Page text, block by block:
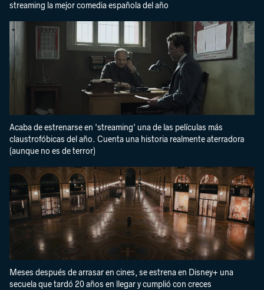
streaming la mejor comedia española del año
Acaba de estrenarse en 'streaming' una de las películas más
claustrofóbicas del año. Cuenta una historia realmente aterradora
(aunque no es de terror)
Meses después de arrasar en cines, se estrena en Disney+ una
secuela que tardó 20 años en llegar y cumplió con creces